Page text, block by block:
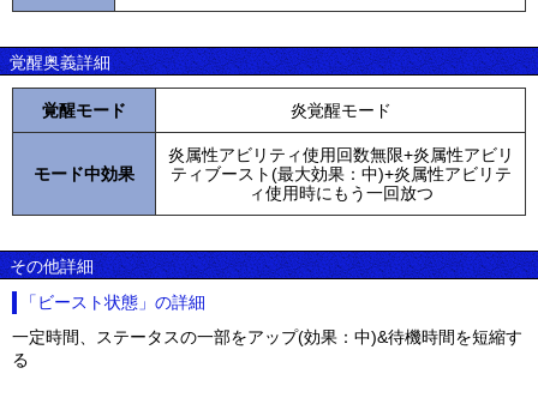
覚醒奥義詳細
覚醒モード 炎覚醒モード
モード中効果
炎属性アビリティ使用回数無限+炎属性アビリ
ティブースト(最大効果：中)+炎属性アビリテ
ィ使用時にもう一回放つ
その他詳細
「ビースト状態」の詳細
一定時間、ステータスの一部をアップ(効果：中)&待機時間を短縮す
る